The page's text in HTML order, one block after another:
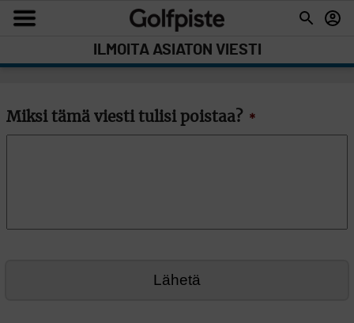
ILMOITA ASIATON VIESTI
Miksi tämä viesti tulisi poistaa? *